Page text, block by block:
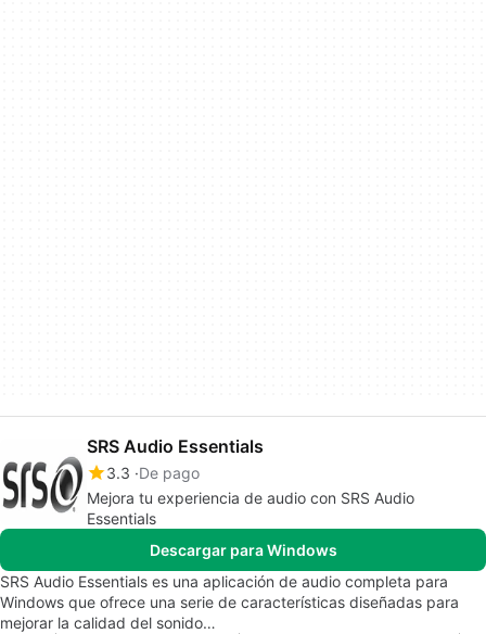
SRS Audio Essentials
3.3 De pago
Mejora tu experiencia de audio con SRS Audio
Essentials
Descargar para Windows
SRS Audio Essentials es una aplicación de audio completa para
Windows que ofrece una serie de características diseñadas para
mejorar la calidad del sonido…